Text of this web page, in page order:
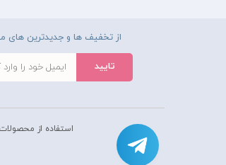
از تخفیف ها و جدیدترین های
استفاده از